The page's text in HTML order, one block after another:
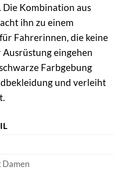
Kombination aus
ihn zu einem
Fahrerinnen, die keine
eingehen
Farbgebung
und verleiht
Damen